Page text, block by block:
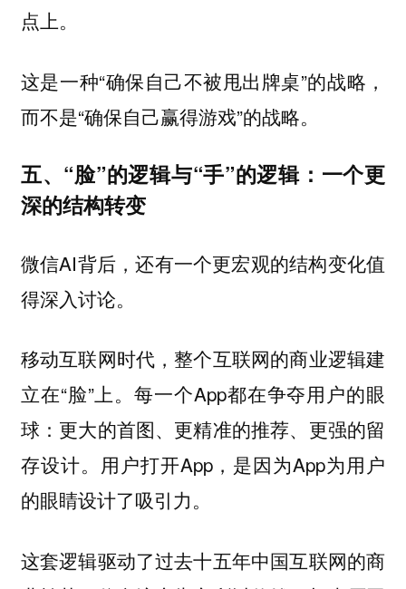
点上。
这是一种“确保自己不被甩出牌桌”的战略，
而不是“确保自己赢得游戏”的战略。
五、“脸”的逻辑与“手”的逻辑：一个更
深的结构转变
微信AI背后，还有一个更宏观的结构变化值
得深入讨论。
移动互联网时代，整个互联网的商业逻辑建
立在“脸”上。每一个App都在争夺用户的眼
球：更大的首图、更精准的推荐、更强的留
存设计。用户打开App，是因为App为用户
的眼睛设计了吸引力。
这套逻辑驱动了过去十五年中国互联网的商